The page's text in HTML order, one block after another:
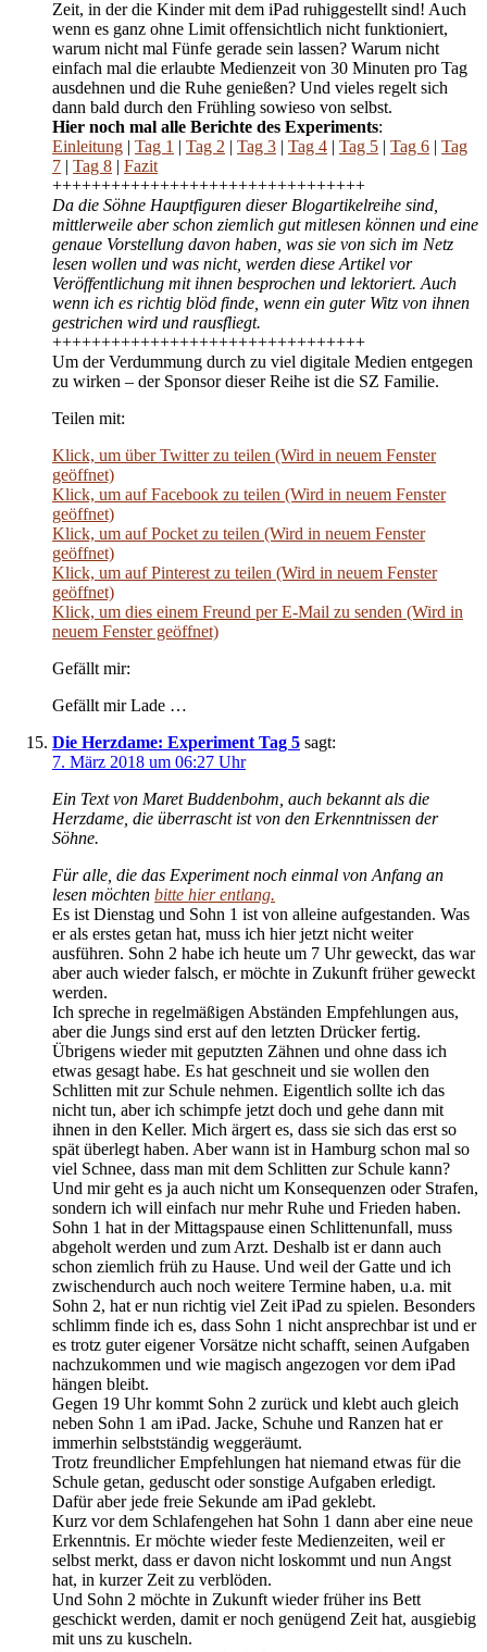
Zeit, in der die Kinder mit dem iPad ruhiggestellt sind! Auch
wenn es ganz ohne Limit offensichtlich nicht funktioniert,
warum nicht mal Fünfe gerade sein lassen? Warum nicht
einfach mal die erlaubte Medienzeit von 30 Minuten pro Tag
ausdehnen und die Ruhe genießen? Und vieles regelt sich
dann bald durch den Frühling sowieso von selbst.
Hier noch mal alle Berichte des Experiments:
Einleitung | Tag 1 | Tag 2 | Tag 3 | Tag 4 | Tag 5 | Tag 6 | Tag
7 | Tag 8 | Fazit
++++++++++++++++++++++++++++++++
Da die Söhne Hauptfiguren dieser Blogartikelreihe sind,
mittlerweile aber schon ziemlich gut mitlesen können und eine
genaue Vorstellung davon haben, was sie von sich im Netz
lesen wollen und was nicht, werden diese Artikel vor
Veröffentlichung mit ihnen besprochen und lektoriert. Auch
wenn ich es richtig blöd finde, wenn ein guter Witz von ihnen
gestrichen wird und rausfliegt.
++++++++++++++++++++++++++++++++
Um der Verdummung durch zu viel digitale Medien entgegen
zu wirken – der Sponsor dieser Reihe ist die SZ Familie.
Teilen mit:
Klick, um über Twitter zu teilen (Wird in neuem Fenster
geöffnet)
Klick, um auf Facebook zu teilen (Wird in neuem Fenster
geöffnet)
Klick, um auf Pocket zu teilen (Wird in neuem Fenster
geöffnet)
Klick, um auf Pinterest zu teilen (Wird in neuem Fenster
geöffnet)
Klick, um dies einem Freund per E-Mail zu senden (Wird in
neuem Fenster geöffnet)
Gefällt mir:
Gefällt mir Lade …
Die Herzdame: Experiment Tag 5 sagt:
7. März 2018 um 06:27 Uhr
Ein Text von Maret Buddenbohm, auch bekannt als die
Herzdame, die überrascht ist von den Erkenntnissen der
Söhne.
Für alle, die das Experiment noch einmal von Anfang an
lesen möchten bitte hier entlang.
Es ist Dienstag und Sohn 1 ist von alleine aufgestanden. Was
er als erstes getan hat, muss ich hier jetzt nicht weiter
ausführen. Sohn 2 habe ich heute um 7 Uhr geweckt, das war
aber auch wieder falsch, er möchte in Zukunft früher geweckt
werden.
Ich spreche in regelmäßigen Abständen Empfehlungen aus,
aber die Jungs sind erst auf den letzten Drücker fertig.
Übrigens wieder mit geputzten Zähnen und ohne dass ich
etwas gesagt habe. Es hat geschneit und sie wollen den
Schlitten mit zur Schule nehmen. Eigentlich sollte ich das
nicht tun, aber ich schimpfe jetzt doch und gehe dann mit
ihnen in den Keller. Mich ärgert es, dass sie sich das erst so
spät überlegt haben. Aber wann ist in Hamburg schon mal so
viel Schnee, dass man mit dem Schlitten zur Schule kann?
Und mir geht es ja auch nicht um Konsequenzen oder Strafen,
sondern ich will einfach nur mehr Ruhe und Frieden haben.
Sohn 1 hat in der Mittagspause einen Schlittenunfall, muss
abgeholt werden und zum Arzt. Deshalb ist er dann auch
schon ziemlich früh zu Hause. Und weil der Gatte und ich
zwischendurch auch noch weitere Termine haben, u.a. mit
Sohn 2, hat er nun richtig viel Zeit iPad zu spielen. Besonders
schlimm finde ich es, dass Sohn 1 nicht ansprechbar ist und er
es trotz guter eigener Vorsätze nicht schafft, seinen Aufgaben
nachzukommen und wie magisch angezogen vor dem iPad
hängen bleibt.
Gegen 19 Uhr kommt Sohn 2 zurück und klebt auch gleich
neben Sohn 1 am iPad. Jacke, Schuhe und Ranzen hat er
immerhin selbstständig weggeräumt.
Trotz freundlicher Empfehlungen hat niemand etwas für die
Schule getan, geduscht oder sonstige Aufgaben erledigt.
Dafür aber jede freie Sekunde am iPad geklebt.
Kurz vor dem Schlafengehen hat Sohn 1 dann aber eine neue
Erkenntnis. Er möchte wieder feste Medienzeiten, weil er
selbst merkt, dass er davon nicht loskommt und nun Angst
hat, in kurzer Zeit zu verblöden.
Und Sohn 2 möchte in Zukunft wieder früher ins Bett
geschickt werden, damit er noch genügend Zeit hat, ausgiebig
mit uns zu kuscheln.